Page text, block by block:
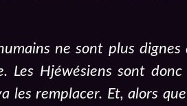
ne sont plus dignes
Les Hjéwésiens sont
les remplacer. Et, alors